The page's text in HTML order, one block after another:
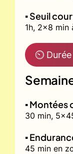
▪️ Seuil
1h, 2x8 min
⏲
▪️ Montées
30 min,
▪️
45 min en